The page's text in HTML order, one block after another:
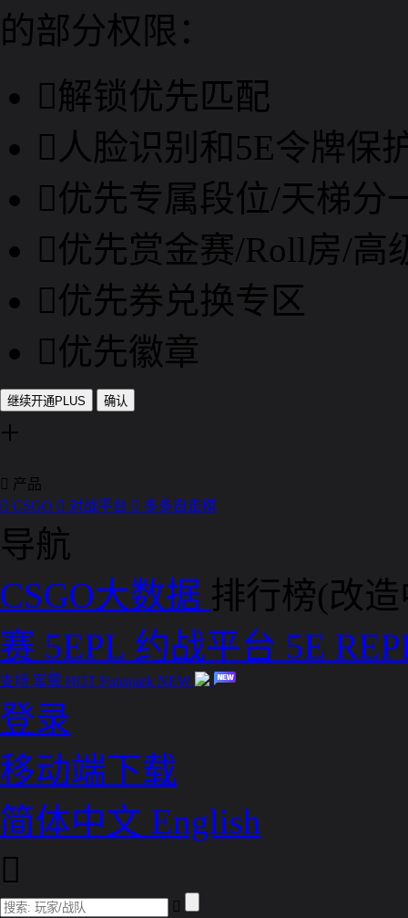
的部分权限：
解锁优先匹配
 人脸识别和5E令牌保
优先专属段位/天梯分
优先赏金赛/Roll房/高
优先券兑换专区
优先徽章
继续开通PLUS 确认
+
 产品
 CSGO  对战平台  多多自走棋
导航
CSGO大数据 排行榜(改
赛 5EPL 约战平台 5E
支持 军需 HOT Funspark NEW
登录
移动端下载
简体中文 English

